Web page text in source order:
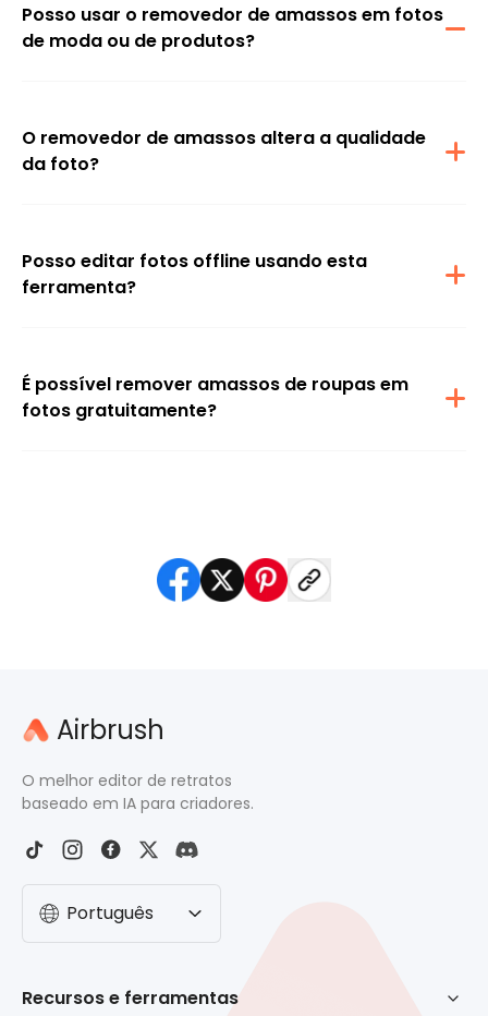
Posso usar o removedor de amassos em fotos
de moda ou de produtos?
O removedor de amassos altera a qualidade
da foto?
Posso editar fotos offline usando esta
ferramenta?
É possível remover amassos de roupas em
fotos gratuitamente?
Airbrush
O melhor editor de retratos
baseado em IA para criadores.
Português
Recursos e ferramentas